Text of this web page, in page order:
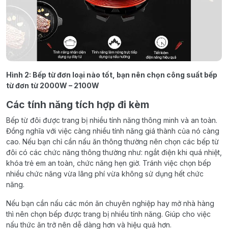
Hình 2: Bếp từ đơn loại nào tốt, bạn nên chọn công suất bếp
từ đơn từ 2000W – 2100W
Các tính năng tích hợp đi kèm
Bếp từ đôi được trang bị nhiều tính năng thông minh và an toàn.
Đồng nghĩa với việc càng nhiều tính năng giá thành của nó càng
cao. Nếu bạn chỉ cần nấu ăn thông thường nên chọn các bếp từ
đôi có các chức năng thông thường như: ngắt điện khi quá nhiệt,
khóa trẻ em an toàn, chức năng hẹn giờ. Tránh việc chọn bếp
nhiều chức năng vừa lãng phí vừa không sử dụng hết chức
năng.
Nếu bạn cần nấu các món ăn chuyên nghiệp hay mở nhà hàng
thì nên chọn bếp được trang bị nhiều tính năng. Giúp cho việc
nấu thức ăn trở nên dễ dàng hơn và hiệu quả hơn.